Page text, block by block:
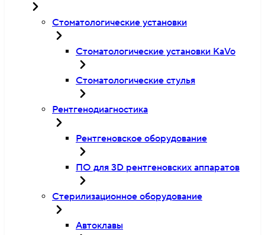
Стоматологические установки
Стоматологические установки KaVo
Стоматологические стулья
Рентгенодиагностика
Рентгеновское оборудование
ПО для 3D рентгеновских аппаратов
Стерилизационное оборудование
Автоклавы